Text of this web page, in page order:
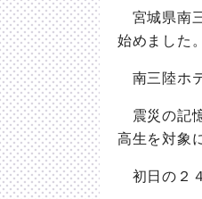
宮城県南
始めました。
南三陸ホ
震災の記
高生を対象
初日の２